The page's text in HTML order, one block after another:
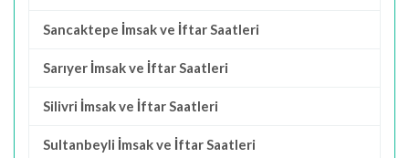
Sancaktepe İmsak ve İftar Saatleri
Sarıyer İmsak ve İftar Saatleri
Silivri İmsak ve İftar Saatleri
Sultanbeyli İmsak ve İftar Saatleri